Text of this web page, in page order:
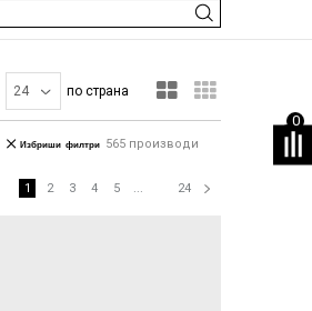
0
по страна
565 производи
Избриши филтри
1 2 3 4 5 ... 24